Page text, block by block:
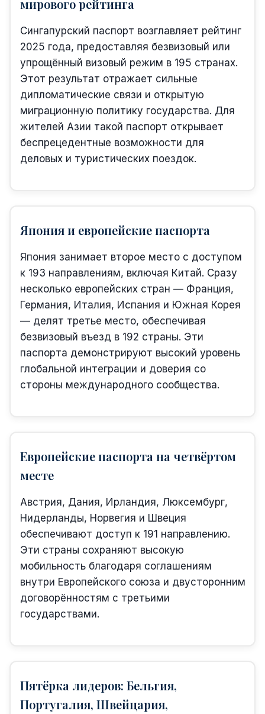
мирового рейтинга
Сингапурский паспорт возглавляет рейтинг
2025 года, предоставляя безвизовый или
упрощённый визовый режим в 195 странах.
Этот результат отражает сильные
дипломатические связи и открытую
миграционную политику государства. Для
жителей Азии такой паспорт открывает
беспрецедентные возможности для
деловых и туристических поездок.
Япония и европейские паспорта
Япония занимает второе место с доступом
к 193 направлениям, включая Китай. Сразу
несколько европейских стран — Франция,
Германия, Италия, Испания и Южная Корея
— делят третье место, обеспечивая
безвизовый въезд в 192 страны. Эти
паспорта демонстрируют высокий уровень
глобальной интеграции и доверия со
стороны международного сообщества.
Европейские паспорта на четвёртом
месте
Австрия, Дания, Ирландия, Люксембург,
Нидерланды, Норвегия и Швеция
обеспечивают доступ к 191 направлению.
Эти страны сохраняют высокую
мобильность благодаря соглашениям
внутри Европейского союза и двусторонним
договорённостям с третьими
государствами.
Пятёрка лидеров: Бельгия,
Португалия, Швейцария,